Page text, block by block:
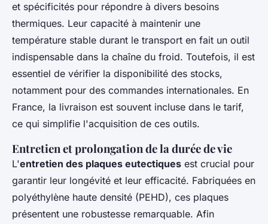
et spécificités pour répondre à divers besoins
thermiques. Leur capacité à maintenir une
température stable durant le transport en fait un outil
indispensable dans la chaîne du froid. Toutefois, il est
essentiel de vérifier la disponibilité des stocks,
notamment pour des commandes internationales. En
France, la livraison est souvent incluse dans le tarif,
ce qui simplifie l'acquisition de ces outils.
Entretien et prolongation de la durée de vie
L'entretien des plaques eutectiques est crucial pour
garantir leur longévité et leur efficacité. Fabriquées en
polyéthylène haute densité (PEHD), ces plaques
présentent une robustesse remarquable. Afin